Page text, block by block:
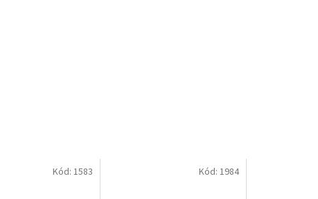
Kód:1583 Kód: 1984